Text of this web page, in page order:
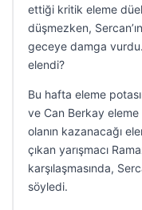
ettiği kritik eleme
düşmezken,
geceye damga
elendi?
Bu hafta eleme
ve Can Berkay
olanın kazanacağı
çıkan yarışmacı
karşılaşmasında,
söyledi.